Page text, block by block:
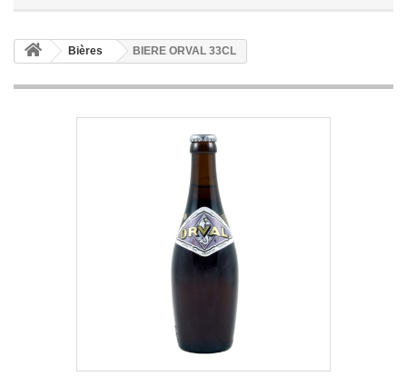
Bières BIERE ORVAL 33CL